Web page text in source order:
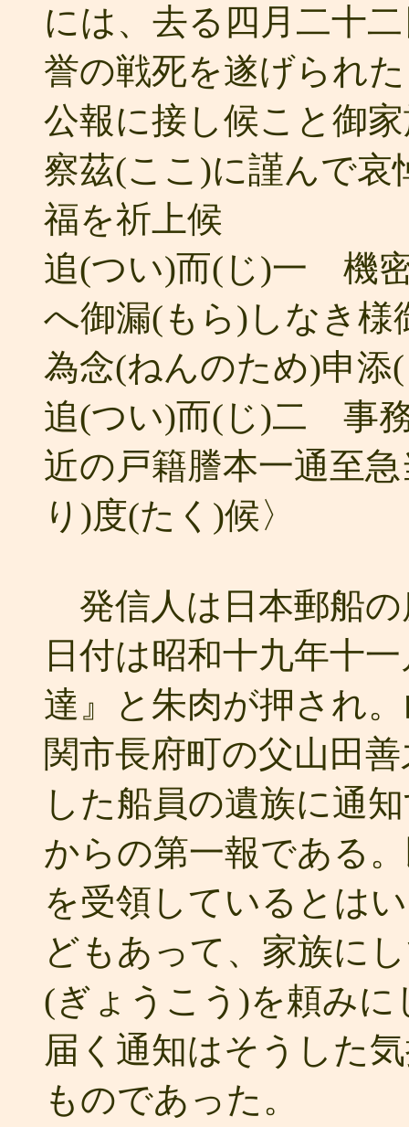
には、去る四月二十
誉の戦死を遂げられ
公報に接し候こと御
察茲(ここ)に謹んで哀
福を祈上候
追(つい)而(じ)一 機
へ御漏(もら)しなき様
為念(ねんのため)申添
追(つい)而(じ)二 事
近の戸籍謄本一通至
り)度(たく)候〉
発信人は日本郵船の
日付は昭和十九年十
達』と朱肉が押され
関市長府町の父山田
した船員の遺族に通
からの第一報である
を受領しているとは
どもあって、家族に
(ぎょうこう)を頼み
届く通知はそうした
ものであった。